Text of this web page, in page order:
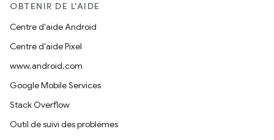
OBTENIR DE L'AIDE
Centre d'aide Android
Centre d'aide Pixel
www.android.com
Google Mobile Services
Stack Overflow
Outil de suivi des problèmes